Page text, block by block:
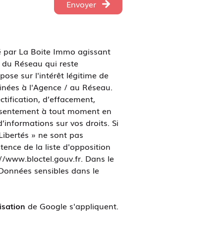
Envoyer
La Boite Immo agissant
Réseau qui reste
sur l'intérêt légitime de
à l'Agence / au Réseau.
d’effacement,
à tout moment en
sur vos droits. Si
» ne sont pas
de la liste d'opposition
www.bloctel.gouv.fr. Dans le
sensibles dans le
de Google s'appliquent.